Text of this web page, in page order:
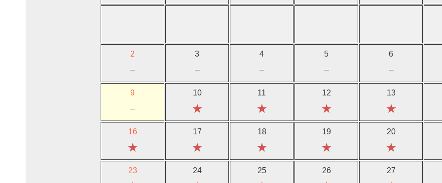
2
－
3
－
4
－
5
－
6
－
9
－
10
★
11
★
12
★
13
★
16
★
17
★
18
★
19
★
20
★
23 24 25 26 27